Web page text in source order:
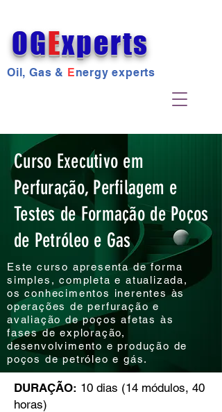
OGExperts
Oil, Gas & Energy experts
Curso Executivo em
Perfuração, Perfilagem e
Testes de Formação de Poços
de Petróleo e Gas
Este curso apresenta de forma
simples, completa e atualizada,
os conhecimentos inerentes às
operações de perfuração e
avaliação de poços afetas às
fases de exploração,
desenvolvimento e produção de
poços de petróleo e gás.
DURAÇÃO: 10 dias (14 módulos, 40
horas)